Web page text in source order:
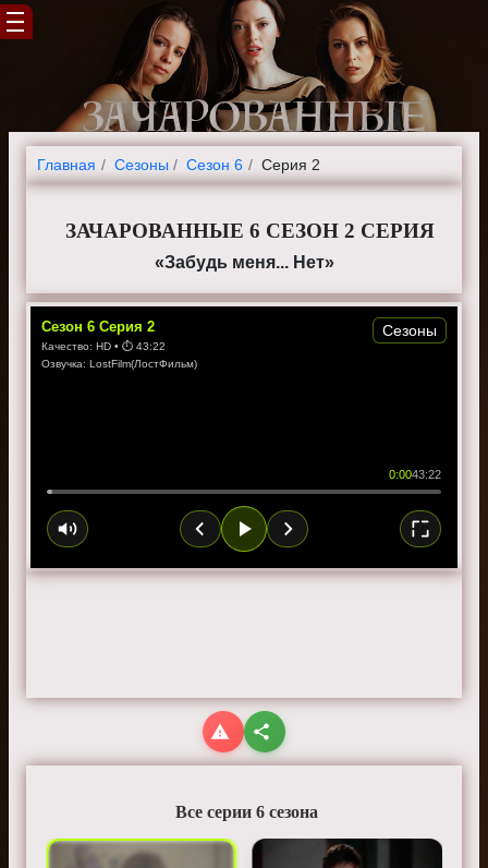
Главная Cезоны Сезон 6 Серия 2
ЗАЧАРОВАННЫЕ 6 СЕЗОН 2 СЕРИЯ
«Забудь меня... Нет»
Сезон 6 Серия 2
Качество: HD • ⏱ 43:22
Озвучка: LostFilm(ЛостФильм)
0:0043:22
Сезоны
Все серии 6 сезона